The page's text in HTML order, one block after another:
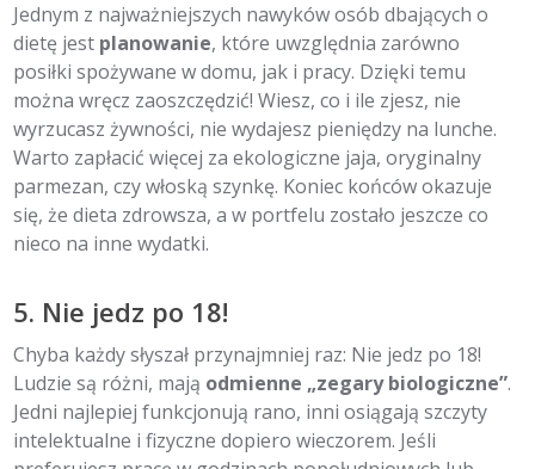
Jednym z najważniejszych nawyków osób dbających o
dietę jest planowanie, które uwzględnia zarówno
posiłki spożywane w domu, jak i pracy. Dzięki temu
można wręcz zaoszczędzić! Wiesz, co i ile zjesz, nie
wyrzucasz żywności, nie wydajesz pieniędzy na lunche.
Warto zapłacić więcej za ekologiczne jaja, oryginalny
parmezan, czy włoską szynkę. Koniec końców okazuje
się, że dieta zdrowsza, a w portfelu zostało jeszcze co
nieco na inne wydatki.
5. Nie jedz po 18!
Chyba każdy słyszał przynajmniej raz: Nie jedz po 18!
Ludzie są różni, mają odmienne „zegary biologiczne”.
Jedni najlepiej funkcjonują rano, inni osiągają szczyty
intelektualne i fizyczne dopiero wieczorem. Jeśli